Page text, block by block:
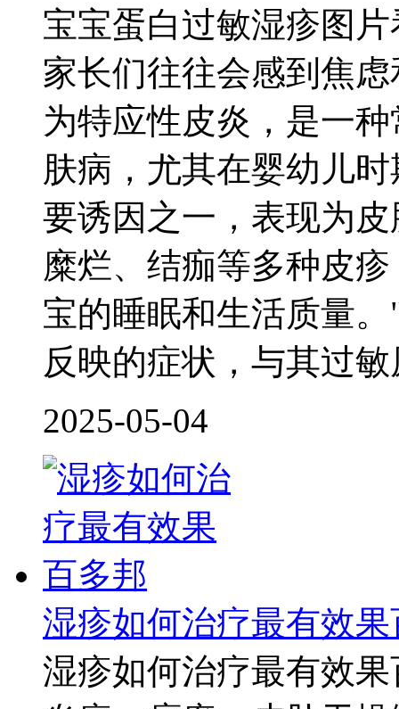
宝宝蛋白过敏湿疹图
家长们往往会感到焦
为特应性皮炎，是一
肤病，尤其在婴幼儿
要诱因之一，表现为
糜烂、结痂等多种皮
宝的睡眠和生活质量
反映的症状，与其过
2025-05-04
湿疹如何治疗最有效
湿疹如何治疗最有效